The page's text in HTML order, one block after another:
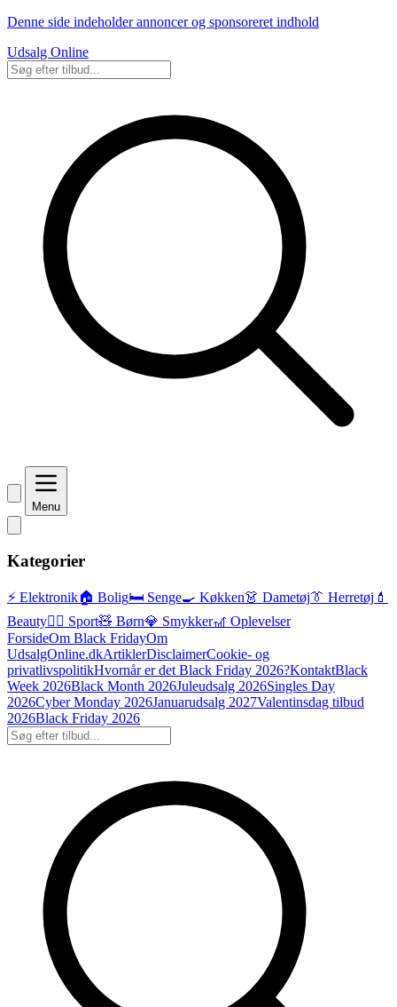
Denne side indeholder annoncer og sponsoreret indhold
Udsalg Online
Menu
Kategorier
⚡ Elektronik🏠 Bolig🛏️ Senge🍳 Køkken👗 Dametøj👔 Herretøj 💄
Beauty🏃‍♂️ Sport🧸 Børn💎 Smykker🎢 Oplevelser
ForsideOm Black FridayOm
UdsalgOnline.dkArtiklerDisclaimerCookie- og
privatlivspolitikHvornår er det Black Friday 2026?KontaktBlack
Week 2026Black Month 2026Juleudsalg 2026Singles Day
2026Cyber Monday 2026Januarudsalg 2027Valentinsdag tilbud
2026Black Friday 2026